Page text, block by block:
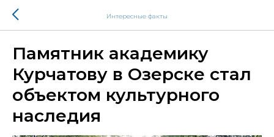
Интересные факты
Памятник академику
Курчатову в Озерске стал
объектом культурного
наследия